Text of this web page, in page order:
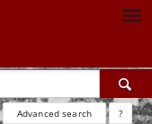
Advanced search ?